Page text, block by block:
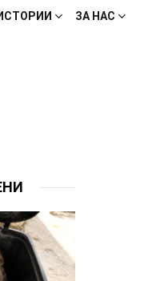
ЗА НАС